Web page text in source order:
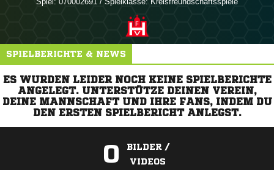
SPIELBERICHTE & NEWS
ES WURDEN LEIDER NOCH KEINE SPIELBERICHTE
ANGELEGT. UNTERSTÜTZE DEINEN VEREIN,
DEINE MANNSCHAFT UND IHRE FANS, INDEM DU
DEN ERSTEN SPIELBERICHT ANLEGST.
0
BILDER /
VIDEOS